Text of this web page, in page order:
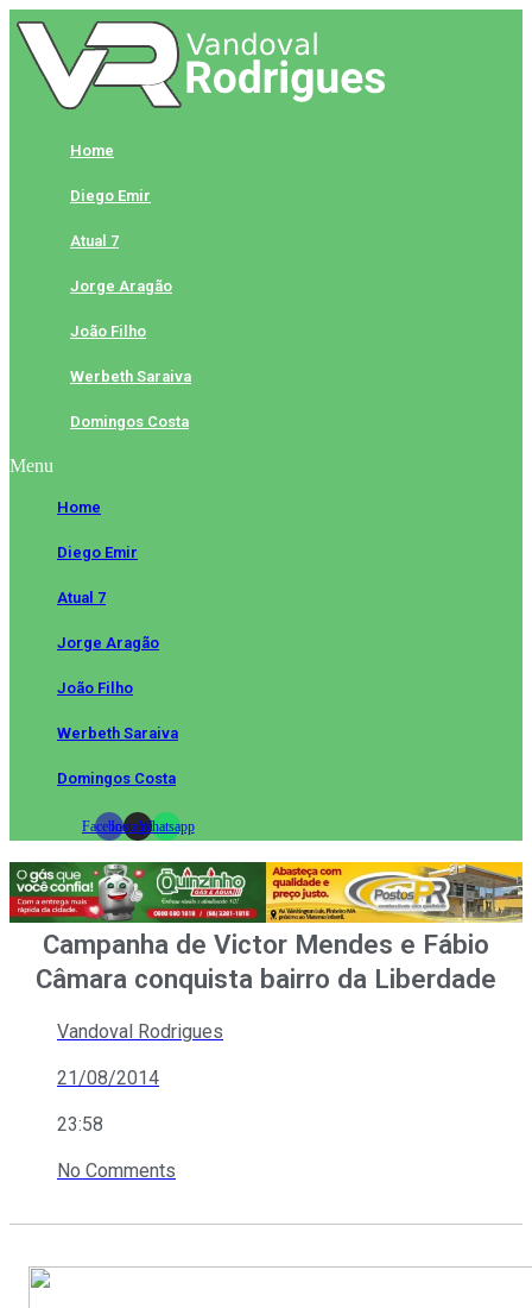
Skip
to
content
Home
Diego Emir
Atual 7
Jorge Aragão
João Filho
Werbeth Saraiva
Domingos Costa
Menu
Home
Diego Emir
Atual 7
Jorge Aragão
João Filho
Werbeth Saraiva
Domingos Costa
FacebookInstagramWhatsapp
Campanha de Victor Mendes e Fábio
Câmara conquista bairro da Liberdade
Vandoval Rodrigues
21/08/2014
23:58
No Comments